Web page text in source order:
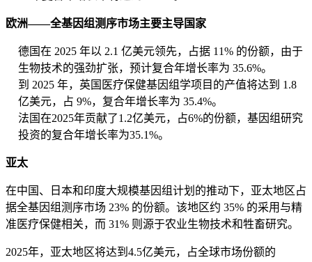
欧洲——全基因组测序市场主要主导国家
德国在 2025 年以 2.1 亿美元领先，占据 11% 的份额，由于
生物技术的强劲扩张，预计复合年增长率为 35.6%。
到 2025 年，英国医疗保健基因组学项目的产值将达到 1.8
亿美元，占 9%，复合年增长率为 35.4%。
法国在2025年贡献了1.2亿美元，占6%的份额，基因组研究
投资的复合年增长率为35.1%。
亚太
在中国、日本和印度大规模基因组计划的推动下，亚太地区占
据全基因组测序市场 23% 的份额。该地区约 35% 的采用与精
准医疗保健相关，而 31% 则源于农业生物技术和牲畜研究。
2025年，亚太地区将达到4.5亿美元，占全球市场份额的